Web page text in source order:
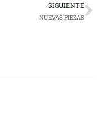
SIGUIENTE
NUEVAS PIEZAS